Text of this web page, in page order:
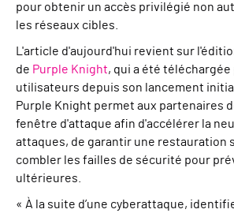
pour obtenir un accès privilégié non
les réseaux cibles.
L'article d'aujourd'hui revient sur
de Purple Knight, qui a été téléchargée
utilisateurs depuis son lancement initial
Purple Knight permet aux partenaires
fenêtre d'attaque afin d'accélérer la
attaques, de garantir une restauration
combler les failles de sécurité pour
ultérieures.
« À la suite d’une cyberattaque,